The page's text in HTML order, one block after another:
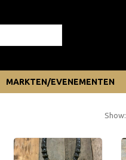
MARKTEN/EVENEMENTEN
Show: